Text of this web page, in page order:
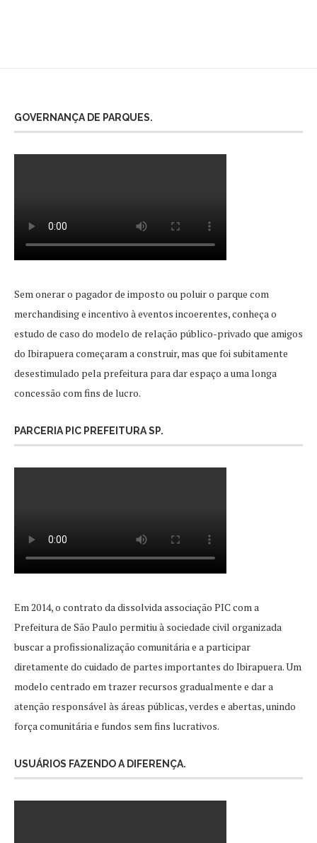
GOVERNANÇA DE PARQUES.
Sem onerar o pagador de imposto ou poluir o parque com
merchandising e incentivo à eventos incoerentes, conheça o
estudo de caso do modelo de relação público-privado que amigos
do Ibirapuera começaram a construir, mas que foi subitamente
desestimulado pela prefeitura para dar espaço a uma longa
concessão com fins de lucro.
PARCERIA PIC PREFEITURA SP.
Em 2014, o contrato da dissolvida associação PIC com a
Prefeitura de São Paulo permitiu à sociedade civil organizada
buscar a profissionalização comunitária e a participar
diretamente do cuidado de partes importantes do Ibirapuera. Um
modelo centrado em trazer recursos gradualmente e dar a
atenção responsável às áreas públicas, verdes e abertas, unindo
força comunitária e fundos sem fins lucrativos.
USUÁRIOS FAZENDO A DIFERENÇA.